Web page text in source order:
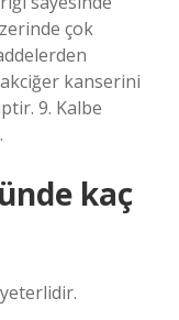
çok
akciğer kanserini
9. Kalbe
kaç